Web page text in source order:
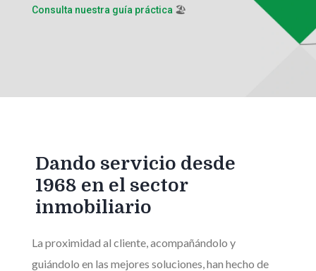
Consulta nuestra guía práctica 🏖️
Dando servicio desde
1968 en el sector
inmobiliario
La proximidad al cliente, acompañándolo y
guiándolo en las mejores soluciones, han hecho de